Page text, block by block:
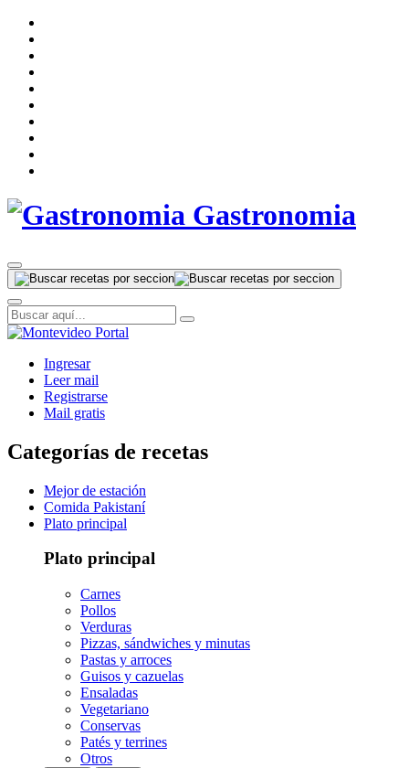
Gastronomia
Ingresar
Leer mail
Registrarse
Mail gratis
Categorías de recetas
Mejor de estación
Comida Pakistaní
Plato principal
Plato principal
Carnes
Pollos
Verduras
Pizzas, sándwiches y minutas
Pastas y arroces
Guisos y cazuelas
Ensaladas
Vegetariano
Conservas
Patés y terrines
Otros